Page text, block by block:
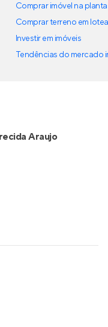
Comprar imóvel na planta
Comprar terreno em
Investir em imóveis
Tendências do mercado
Araujo